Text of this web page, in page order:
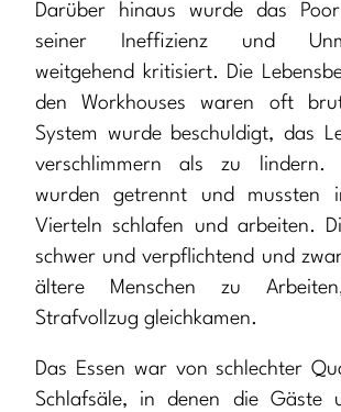
Darüber hinaus wurde das
seiner Ineffizienz und
weitgehend kritisiert. Die
den Workhouses waren oft
System wurde beschuldigt, das
verschlimmern als zu lindern.
wurden getrennt und mussten
Vierteln schlafen und arbeiten.
schwer und verpflichtend und
ältere Menschen zu
Strafvollzug gleichkamen.
Das Essen war von schlechter
Schlafsäle, in denen die Gäste